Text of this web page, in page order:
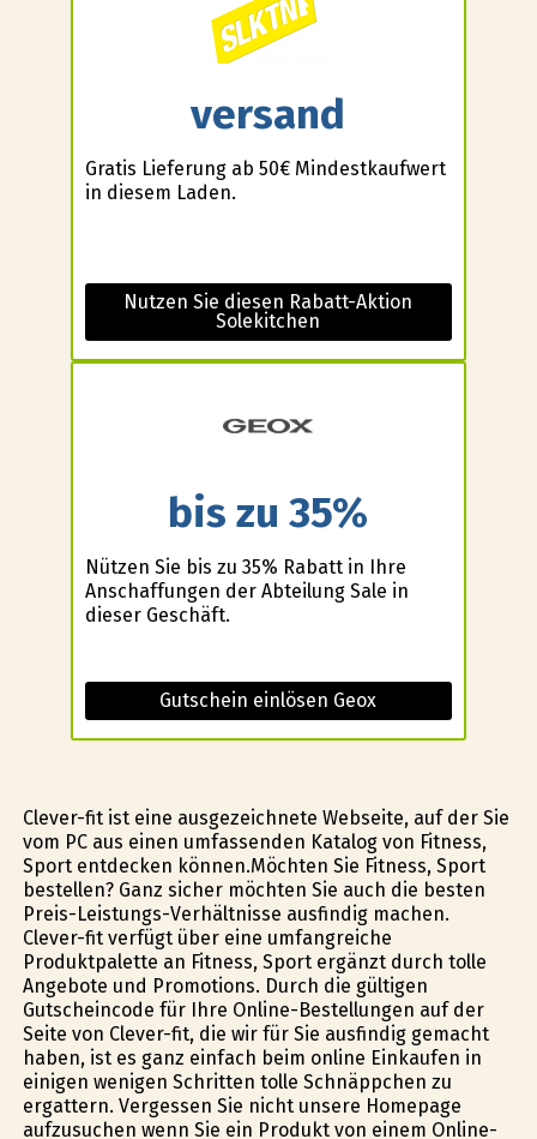
versand
Gratis Lieferung ab 50€ Mindestkaufwert
in diesem Laden.
Nutzen Sie diesen Rabatt-Aktion
Solekitchen
bis zu 35%
Nützen Sie bis zu 35% Rabatt in Ihre
Anschaffungen der Abteilung Sale in
dieser Geschäft.
Gutschein einlösen Geox
Clever-fit ist eine ausgezeichnete Webseite, auf der Sie
vom PC aus einen umfassenden Katalog von Fitness,
Sport entdecken können.Möchten Sie Fitness, Sport
bestellen? Ganz sicher möchten Sie auch die besten
Preis-Leistungs-Verhältnisse ausfindig machen.
Clever-fit verfügt über eine umfangreiche
Produktpalette an Fitness, Sport ergänzt durch tolle
Angebote und Promotions. Durch die gültigen
Gutscheincode für Ihre Online-Bestellungen auf der
Seite von Clever-fit, die wir für Sie ausfindig gemacht
haben, ist es ganz einfach beim online Einkaufen in
einigen wenigen Schritten tolle Schnäppchen zu
ergattern. Vergessen Sie nicht unsere Homepage
aufzusuchen wenn Sie ein Produkt von einem Online-